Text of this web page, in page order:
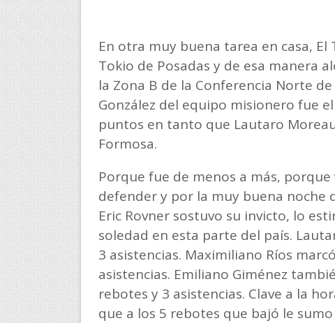
En otra muy buena tarea en casa,
Tokio de Posadas y de esa manera
la Zona B de la Conferencia Norte
González del equipo misionero fue
puntos en tanto que Lautaro
Formosa.
Porque fue de menos a más,
defender y por la muy buena noche
Eric Rovner sostuvo su invicto, lo
soledad en esta parte del país.
3 asistencias. Maximiliano Ríos
asistencias. Emiliano Giménez
rebotes y 3 asistencias. Clave a la
que a los 5 rebotes que bajó le